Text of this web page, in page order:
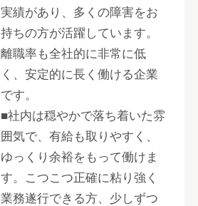
実績があり、多くの障害をお
持ちの方が活躍しています。
離職率も全社的に非常に低
く、安定的に長く働ける企業
です。
■社内は穏やかで落ち着いた雰
囲気で、有給も取りやすく、
ゆっくり余裕をもって働けま
す。こつこつ正確に粘り強く
業務遂行できる方、少しずつ